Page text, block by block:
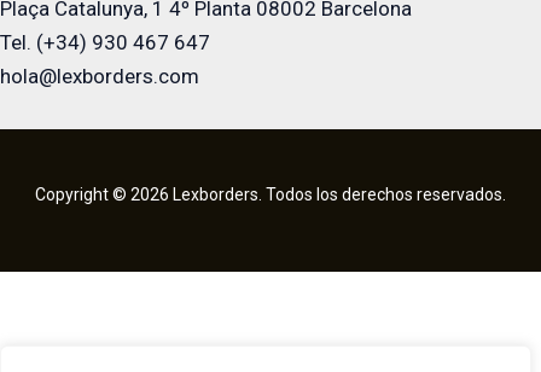
Plaça Catalunya, 1 4º Planta 08002 Barcelona
Tel. (+34) 930 467 647
hola@lexborders.com
Copyright © 2026 Lexborders. Todos los derechos reservados.